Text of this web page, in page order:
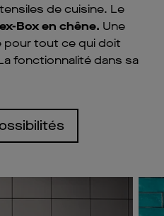
de cuisine. Le
Box en chêne. Une
pour tout ce qui doit
fonctionnalité dans sa